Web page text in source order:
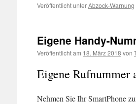
Veröffentlicht unterAbzock-Warnung
Eigene Handy-
Veröffentlicht am 18. März 2018 von
Eigene Rufnummer
Nehmen Sie Ihr SmartPhone